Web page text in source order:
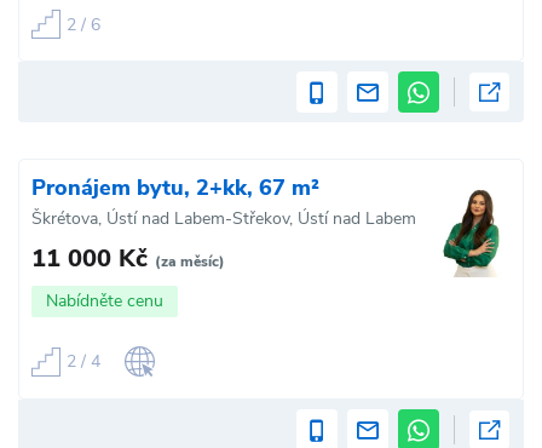
2 / 6
Pronájem bytu, 2+kk, 67 m²
Škrétova, Ústí nad Labem-Střekov, Ústí nad Labem
11 000 Kč (za měsíc)
Nabídněte cenu
2 / 4